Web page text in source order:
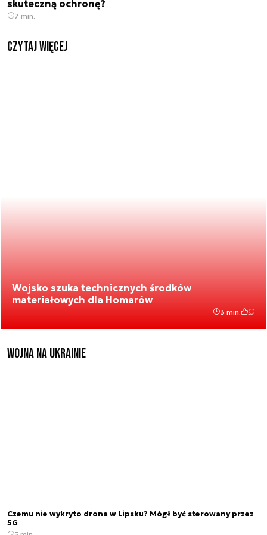
skuteczną ochronę?
7 min.
czytaj więcej
Wojsko szuka technicznych środków
materiałowych dla Homarów
3 min.
Wojna na Ukrainie
Czemu nie wykryto drona w Lipsku? Mógł być sterowany przez
5G